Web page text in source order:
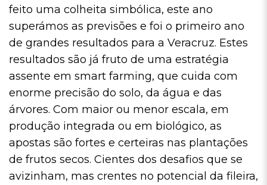
feito uma colheita simbólica, este ano
superámos as previsões e foi o primeiro ano
de grandes resultados para a Veracruz. Estes
resultados são já fruto de uma estratégia
assente em smart farming, que cuida com
enorme precisão do solo, da água e das
árvores. Com maior ou menor escala, em
produção integrada ou em biológico, as
apostas são fortes e certeiras nas plantações
de frutos secos. Cientes dos desafios que se
avizinham, mas crentes no potencial da fileira,